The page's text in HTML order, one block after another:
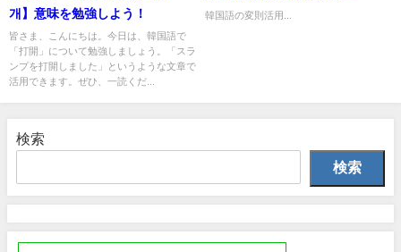
개】意味を勉強しよう！
皆さま、こんにちは。今日は、韓国語で
「打開」について勉強しましょう。「スラ
ンプを打開しました」というような文章で
活用できます。ぜひ、一読くだ...
韓国語の変則活用...
検索
検索